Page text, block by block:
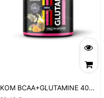
KOM BCAA+GLUTAMINE 400